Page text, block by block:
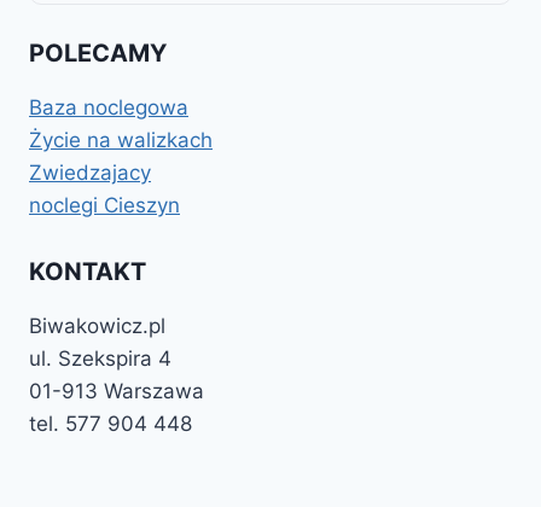
POLECAMY
Baza noclegowa
Życie na walizkach
Zwiedzajacy
noclegi Cieszyn
KONTAKT
Biwakowicz.pl
ul. Szekspira 4
01-913 Warszawa
tel. 577 904 448